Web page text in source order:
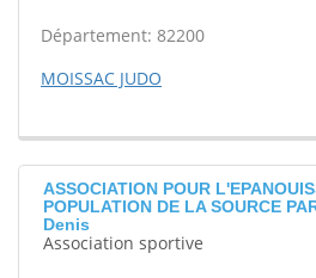
Département: 82200
MOISSAC JUDO
ASSOCIATION POUR
POPULATION DE LA SOURCE
Denis
Association sportive